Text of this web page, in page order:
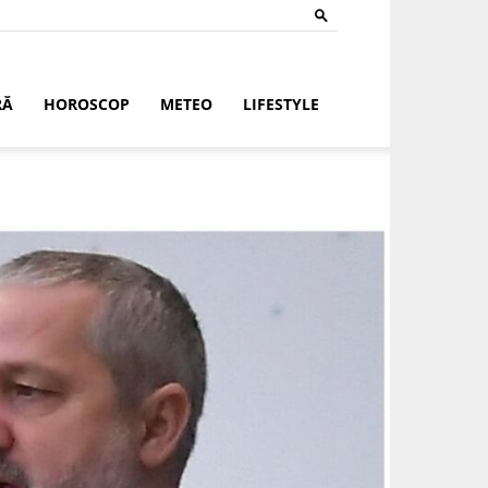
HOROSCOP METEO LIFESTYLE